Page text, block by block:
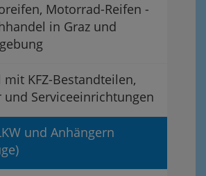
Motorrad-Reifen -
in Graz und
mit KFZ-Bestandteilen,
und Serviceeinrichtungen
und Anhängern